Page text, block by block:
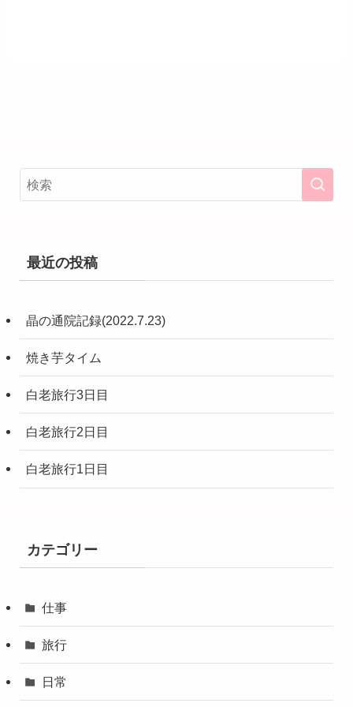
最近の投稿
晶の通院記録(2022.7.23)
焼き芋タイム
白老旅行3日目
白老旅行2日目
白老旅行1日目
カテゴリー
仕事
旅行
日常